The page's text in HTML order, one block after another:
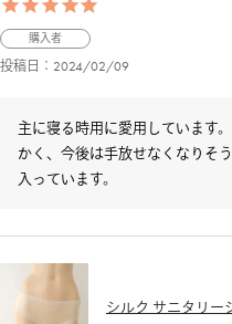
購入者
投稿日 2024/02/09
主に寝る時用に愛用しています
かく、今後は手放せなくなりそ
入っています。
シルク サニタリー